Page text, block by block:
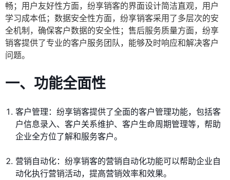
畅；用户友好性方面，纷享销客的界面设计简洁直观，用户
学习成本低；数据安全性方面，纷享销客采用了多层次的安
全机制，确保客户数据的安全性；售后服务质量方面，纷享
销客提供了专业的客户服务团队，能够及时响应和解决客户
问题。
一、功能全面性
客户管理：纷享销客提供了全面的客户管理功能，包括客
户信息录入、客户关系维护、客户生命周期管理等，帮助
企业全方位了解和服务客户。
营销自动化：纷享销客的营销自动化功能可以帮助企业自
动化执行营销活动，提高营销效率和效果。